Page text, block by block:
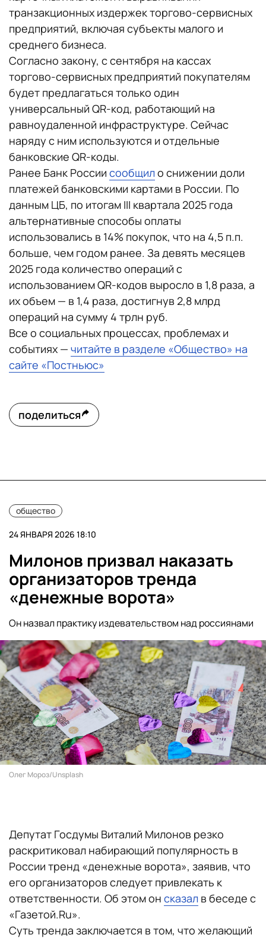
транзакционных издержек торгово-сервисных
предприятий, включая субъекты малого и
среднего бизнеса.
Согласно закону, с сентября на кассах
торгово-сервисных предприятий покупателям
будет предлагаться только один
универсальный QR-код, работающий на
равноудаленной инфраструктуре. Сейчас
наряду с ним используются и отдельные
банковские QR-коды.
Ранее Банк России сообщило снижении доли
платежей банковскими картами в России. По
данным ЦБ, по итогам III квартала 2025 года
альтернативные способы оплаты
использовались в 14% покупок, что на 4,5 п.п.
больше, чем годом ранее. За девять месяцев
2025 года количество операций с
использованием QR-кодов выросло в 1,8 раза, а
их объем — в 1,4 раза, достигнув 2,8 млрд
операций на сумму 4 трлн руб.
Все о социальных процессах, проблемах и
событиях — читайте в разделе «Общество» на
сайте «Постньюс»
поделиться
общество
24 ЯНВАРЯ 2026 18:10
Милонов призвал наказать
организаторов тренда
«денежные ворота»
Он назвал практику издевательством над россиянами
Олег Мороз/Unsplash
Депутат Госдумы Виталий Милонов резко
раскритиковал набирающий популярность в
России тренд «денежные ворота», заявив, что
его организаторов следует привлекать к
ответственности. Об этом он сказал в беседе с
«Газетой.Ru».
Суть тренда заключается в том, что желающий